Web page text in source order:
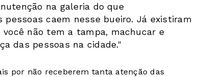
na galeria do que
caem nesse bueiro. Já existiram
não tem a tampa, machucar e
das pessoas na cidade."
por não receberem tanta atenção das